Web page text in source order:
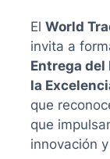
ElWorld
invita a
Entrega del
la
que
que
innovación